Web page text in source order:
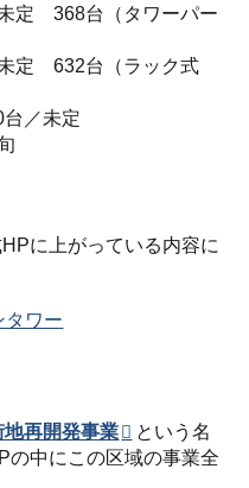
定 368台（タワーパー
定 632台（ラック式
／未定
に上がっている内容に
タワー
再開発事業
という名
の中にこの区域の事業全